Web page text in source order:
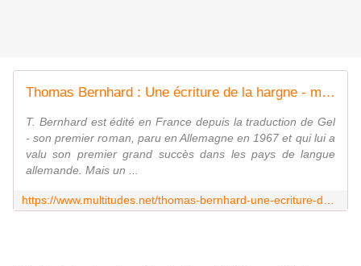
Thomas Bernhard : Une écriture de la hargne - multitudes
T. Bernhard est édité en France depuis la traduction de Gel
- son premier roman, paru en Allemagne en 1967 et qui lui a
valu son premier grand succès dans les pays de langue
allemande. Mais un ...